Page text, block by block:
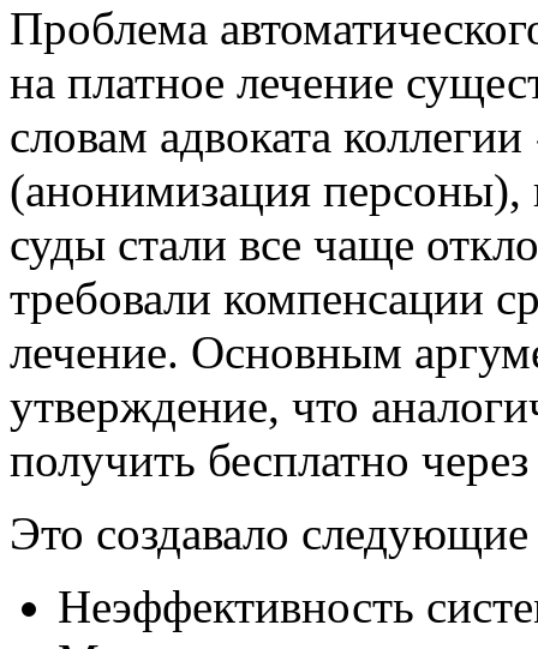
Проблема
на платное лечение
словам адвоката
(анонимизация персоны),
суды стали все чаще
требовали компенсации
лечение. Основным
утверждение, что
получить бесплатно
Это создавало
Неэффективность